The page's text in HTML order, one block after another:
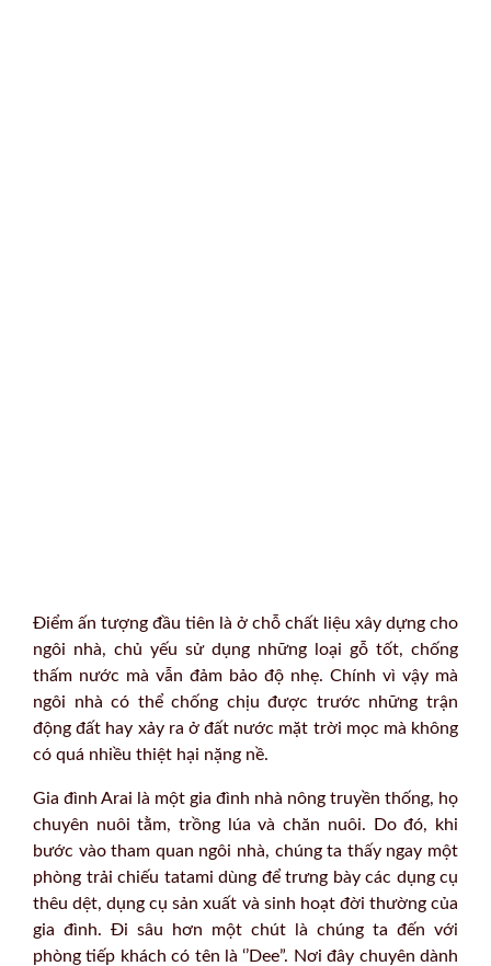
Điểm ấn tượng đầu tiên là ở chỗ chất liệu xây dựng cho
ngôi nhà, chủ yếu sử dụng những loại gỗ tốt, chống
thấm nước mà vẫn đảm bảo độ nhẹ. Chính vì vậy mà
ngôi nhà có thể chống chịu được trước những trận
động đất hay xảy ra ở đất nước mặt trời mọc mà không
có quá nhiều thiệt hại nặng nề.
Gia đình Arai là một gia đình nhà nông truyền thống, họ
chuyên nuôi tằm, trồng lúa và chăn nuôi. Do đó, khi
bước vào tham quan ngôi nhà, chúng ta thấy ngay một
phòng trải chiếu tatami dùng để trưng bày các dụng cụ
thêu dệt, dụng cụ sản xuất và sinh hoạt đời thường của
gia đình. Đi sâu hơn một chút là chúng ta đến với
phòng tiếp khách có tên là ‘’Dee”. Nơi đây chuyên dành